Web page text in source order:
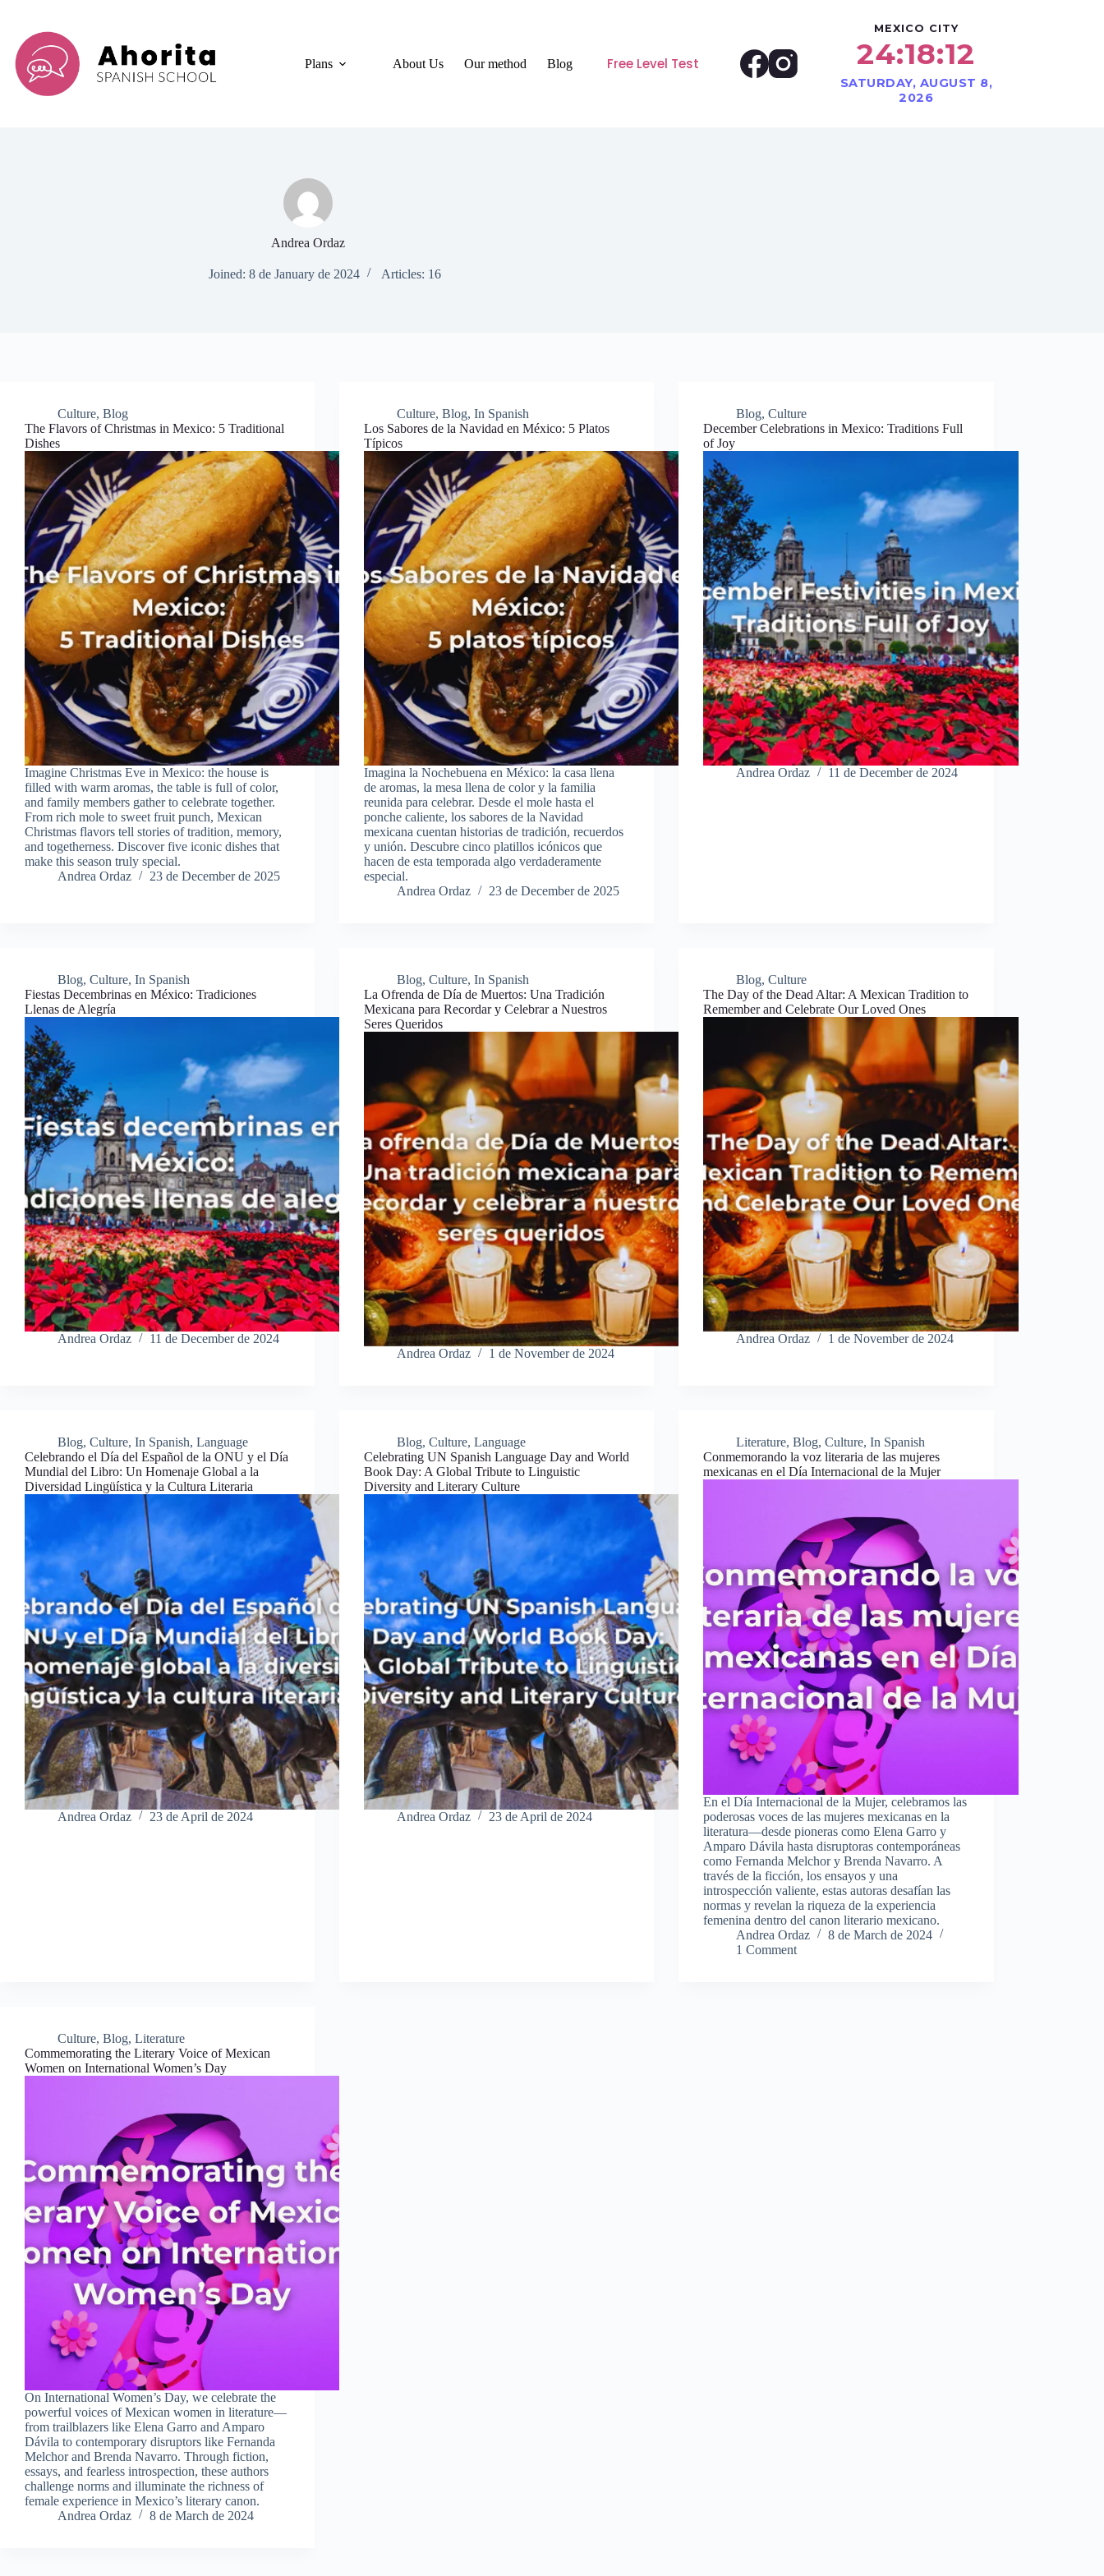
content
Plans
About Us Our method Blog Free Level Test
MEXICO CITY
24:18:13
SATURDAY, AUGUST 8,
2026
Andrea Ordaz
Joined: 8 de January de 2024 Articles: 16
Culture, Blog
The Flavors of Christmas in Mexico: 5 Traditional
Dishes
Imagine Christmas Eve in Mexico: the house is
filled with warm aromas, the table is full of color,
and family members gather to celebrate together.
From rich mole to sweet fruit punch, Mexican
Christmas flavors tell stories of tradition, memory,
and togetherness. Discover five iconic dishes that
make this season truly special.
Andrea Ordaz
23 de December de 2025
Culture,Blog,In Spanish
Los Sabores de la Navidad en México: 5 Platos
Típicos
Imagina la Nochebuena en México: la casa llena
de aromas, la mesa llena de color y la familia
reunida para celebrar. Desde el mole hasta el
ponche caliente, los sabores de la Navidad
mexicana cuentan historias de tradición, recuerdos
y unión. Descubre cinco platillos icónicos que
hacen de esta temporada algo verdaderamente
especial.
Andrea Ordaz
23 de December de 2025
Blog,Culture
December Celebrations in Mexico: Traditions Full
of Joy
Andrea Ordaz 11 de December de 2024
Blog, Culture, In Spanish
Fiestas Decembrinas en México: Tradiciones
Llenas de Alegría
Andrea Ordaz 11 de December de 2024
Blog,Culture,In Spanish
La Ofrenda de Día de Muertos: Una Tradición
Mexicana para Recordar y Celebrar a Nuestros
Seres Queridos
Andrea Ordaz 1 de November de 2024
Blog,Culture
The Day of the Dead Altar: A Mexican Tradition to
Remember and Celebrate Our Loved Ones
Andrea Ordaz 1 de November de 2024
Blog, Culture, In Spanish, Language
Celebrando el Día del Español de la ONU y el Día
Mundial del Libro: Un Homenaje Global a la
Diversidad Lingüística y la Cultura Literaria
Andrea Ordaz 23 de April de 2024
Blog,Culture,Language
Celebrating UN Spanish Language Day and World
Book Day: A Global Tribute to Linguistic
Diversity and Literary Culture
Andrea Ordaz 23 de April de 2024
Literature,Blog,Culture,In Spanish
Conmemorando la voz literaria de las mujeres
mexicanas en el Día Internacional de la Mujer
En el Día Internacional de la Mujer, celebramos las
poderosas voces de las mujeres mexicanas en la
literatura—desde pioneras como Elena Garro y
Amparo Dávila hasta disruptoras contemporáneas
como Fernanda Melchor y Brenda Navarro. A
través de la ficción, los ensayos y una
introspección valiente, estas autoras desafían las
normas y revelan la riqueza de la experiencia
femenina dentro del canon literario mexicano.
Andrea Ordaz
8 de March de 2024
1 Comment
Culture, Blog, Literature
Commemorating the Literary Voice of Mexican
Women on International Women’s Day
On International Women’s Day, we celebrate the
powerful voices of Mexican women in literature—
from trailblazers like Elena Garro and Amparo
Dávila to contemporary disruptors like Fernanda
Melchor and Brenda Navarro. Through fiction,
essays, and fearless introspection, these authors
challenge norms and illuminate the richness of
female experience in Mexico’s literary canon.
Andrea Ordaz
8 de March de 2024